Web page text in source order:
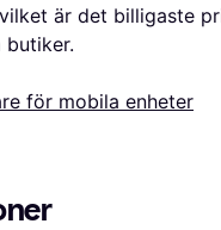
är det billigaste
butiker.
för mobila enheter